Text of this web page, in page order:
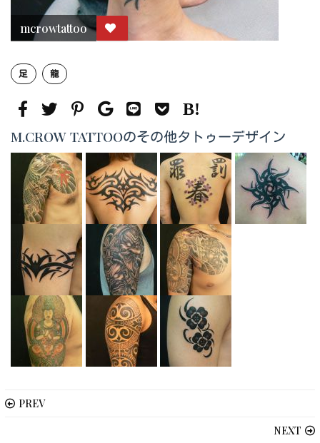
mcrowtattoo
足 龍
M.CROW TATTOOのその他タトゥーデザイン
PREV
NEXT